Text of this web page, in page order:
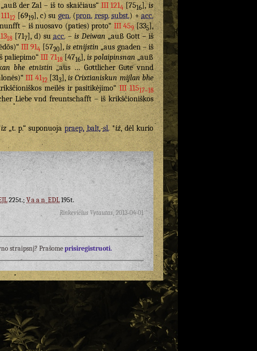
„auß der Zal – iš to skaičiaus“III 1214[7516],is
12 [6919], c) sugen.(pron. resp. subst.) +acc.
– iš nuosavo (paties) proto“III 459[335],
18[717], d) suacc.–is Deiwan„auß Gott – iš
III 914[5720],is etnijstin„aus gnaden – iš
paliepimo“III 7118[4716],is polaipinsnan„auß
bhe etnīstin„aus … Goͤttlicher Guͤte vnnd
III 4112[313],is Crixtianiskun mijlan bhe
meilės ir pasitikėjimo“III 11517–18
Liebe vnd freuntschafft – iš krikščioniškos
iz„t. p.“ suponuojapraep. balt.-sl.*iź, dėl kurio
225t.;VaanEDL195t.
Rinkevičius Vytautas ,2013-04-01
straipsnį? Prašomeprisiregistruoti.